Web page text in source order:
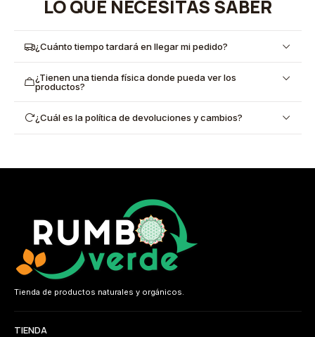
LO QUE NECESITAS SABER
¿Cuánto tiempo tardará en llegar mi pedido?
¿Tienen una tienda física donde pueda ver los
productos?
¿Cuál es la política de devoluciones y cambios?
Tienda de productos naturales y orgánicos.
TIENDA